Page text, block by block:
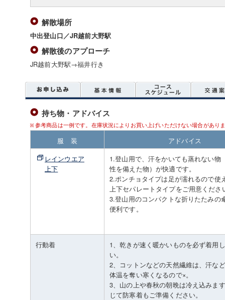
解散場所
中出登山口／JR越前大野駅
解散後のアプローチ
JR越前大野駅→福井行き
持ち物・アドバイス
参考商品は一例です。在庫状況によりお買い上げいただけない場合があり
服 装
アドバイス
レインウエア
上下
1.登山用で、汗をかいても蒸れない物
性を備えた物）が快適です。
2.ポンチョタイプは足が濡れるので使
上下セパレートタイプをご用意くださ
3.登山用のコンパクトな折りたたみの
便利です。
行動着
1、乾きが速く暖かいものを必ず着用
い。
2、コットンなどの天然繊維は、汗な
体温を奪い寒くなるので×。
3、山の上や春秋の朝晩は冷え込みま
じて防寒着もご準備ください。